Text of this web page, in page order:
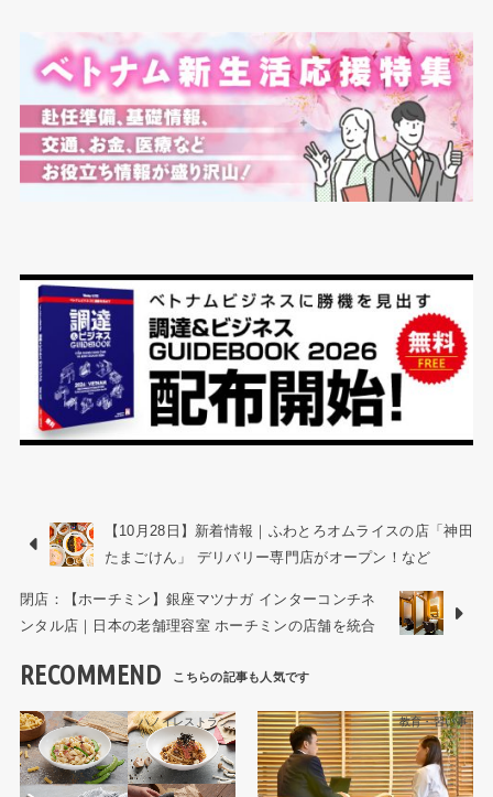
【10月28日】新着情報｜ふわとろオムライスの店「神田
たまごけん」 デリバリー専門店がオープン！など
閉店：【ホーチミン】銀座マツナガ インターコンチネ
ンタル店｜日本の老舗理容室 ホーチミンの店舗を統合
RECOMMEND
ハノイレストラン 教育・習い事